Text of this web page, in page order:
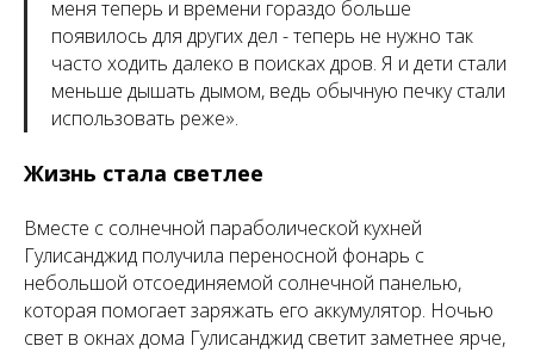
меня теперь и времени гораздо больше
появилось для других дел - теперь не нужно так
часто ходить далеко в поисках дров. Я и дети стали
меньше дышать дымом, ведь обычную печку стали
использовать реже».
Жизнь стала светлее
Вместе с солнечной параболической кухней
Гулисанджид получила переносной фонарь с
небольшой отсоединяемой солнечной панелью,
которая помогает заряжать его аккумулятор. Ночью
свет в окнах дома Гулисанджид светит заметнее ярче,